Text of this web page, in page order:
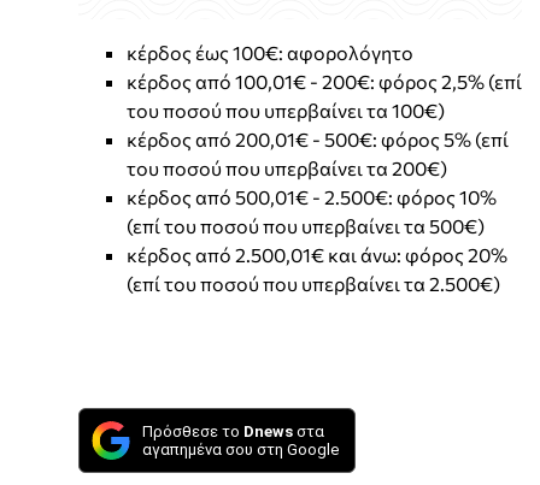
κέρδος έως 100€: αφορολόγητο
κέρδος από 100,01€ - 200€: φόρος 2,5% (επί
του ποσού που υπερβαίνει τα 100€)
κέρδος από 200,01€ - 500€: φόρος 5% (επί
του ποσού που υπερβαίνει τα 200€)
κέρδος από 500,01€ - 2.500€: φόρος 10%
(επί του ποσού που υπερβαίνει τα 500€)
κέρδος από 2.500,01€ και άνω: φόρος 20%
(επί του ποσού που υπερβαίνει τα 2.500€)
Πρόσθεσε το Dnews στα
αγαπημένα σου στη Google